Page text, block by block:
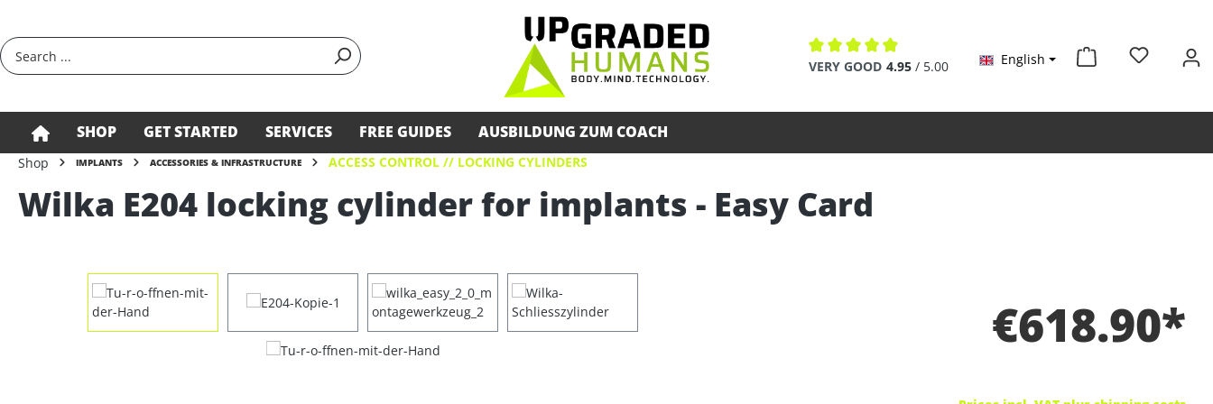
Average rating of 4.9 out of 5 stars
VERY GOOD 4.95 / 5.00 English
SHOP GET STARTED SERVICES FREE GUIDES AUSBILDUNG ZUM COACH
Shop IMPLANTS ACCESSORIES & INFRASTRUCTURE ACCESS CONTROL // LOCKING CYLINDERS
Wilka E204 locking cylinder for implants - Easy Card
Skip image gallery
€618.90*